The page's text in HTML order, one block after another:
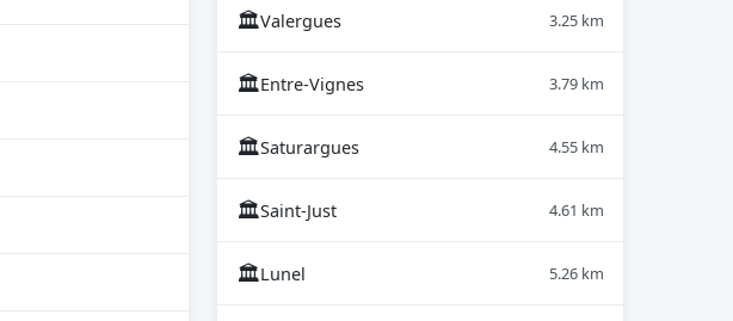
🏛Valergues 3.25 km
🏛Entre-Vignes 3.79 km
🏛Saturargues 4.55 km
🏛Saint-Just 4.61 km
🏛Lunel 5.26 km